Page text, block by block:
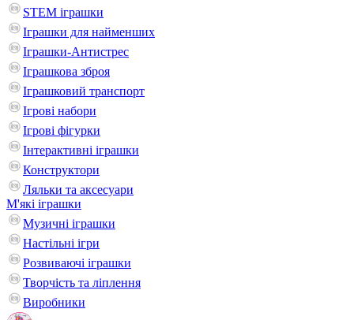
STEM іграшки
Іграшки для найменших
Іграшки-Антистрес
Іграшкова зброя
Іграшковий транспорт
Ігрові набори
Ігрові фігурки
Інтерактивні іграшки
Конструктори
Ляльки та аксесуари
М'які іграшки
Музичні іграшки
Настільні iгри
Розвиваючі іграшки
Творчість та ліплення
Виробники